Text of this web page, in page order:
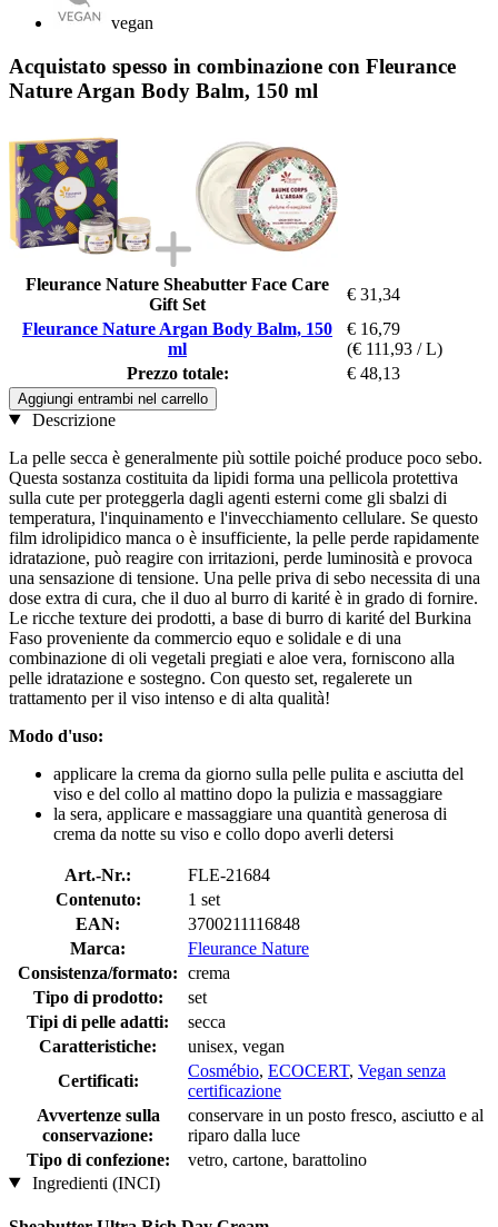
vegan
Acquistato spesso in combinazione con Fleurance
Nature Argan Body Balm, 150 ml
Fleurance Nature Sheabutter Face Care
Gift Set
€ 31,34
Fleurance Nature Argan Body Balm, 150
ml
€ 16,79
(€ 111,93 / L)
Prezzo totale:
€ 48,13
Aggiungi entrambi nel carrello
Descrizione
La pelle secca è generalmente più sottile poiché produce poco sebo.
Questa sostanza costituita da lipidi forma una pellicola protettiva
sulla cute per proteggerla dagli agenti esterni come gli sbalzi di
temperatura, l'inquinamento e l'invecchiamento cellulare. Se questo
film idrolipidico manca o è insufficiente, la pelle perde rapidamente
idratazione, può reagire con irritazioni, perde luminosità e provoca
una sensazione di tensione. Una pelle priva di sebo necessita di una
dose extra di cura, che il duo al burro di karité è in grado di fornire.
Le ricche texture dei prodotti, a base di burro di karité del Burkina
Faso proveniente da commercio equo e solidale e di una
combinazione di oli vegetali pregiati e aloe vera, forniscono alla
pelle idratazione e sostegno. Con questo set, regalerete un
trattamento per il viso intenso e di alta qualità!
Modo d'uso:
applicare la crema da giorno sulla pelle pulita e asciutta del
viso e del collo al mattino dopo la pulizia e massaggiare
la sera, applicare e massaggiare una quantità generosa di
crema da notte su viso e collo dopo averli detersi
Art.-Nr.:
FLE-21684
Contenuto:
1 set
EAN:
3700211116848
Marca:
Fleurance Nature
Consistenza/formato: crema
Tipo di prodotto:
set
Tipi di pelle adatti:
secca
Caratteristiche:
unisex, vegan
Certificati:
Cosmébio, ECOCERT, Vegan senza
certificazione
Avvertenze sulla
conservazione:
conservare in un posto fresco, asciutto e al
riparo dalla luce
Tipo di confezione:
vetro, cartone, barattolino
Ingredienti (INCI)